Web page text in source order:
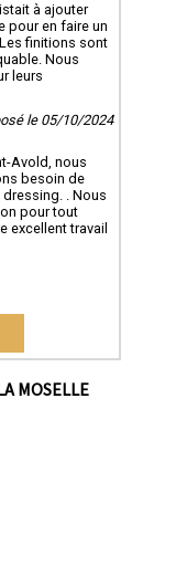
à ajouter
pour en faire un
finitions sont
Nous
leurs
le 05/10/2024
Avold, nous
besoin de
. Nous
pour tout
excellent travail
MOSELLE